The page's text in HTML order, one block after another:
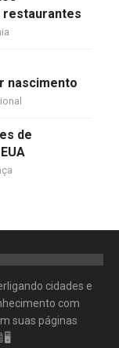
restaurantes
nascimento
de
cidades e
com
suas páginas